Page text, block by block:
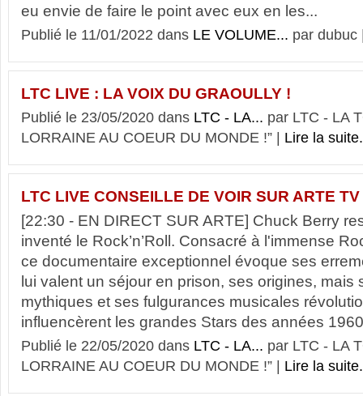
eu envie de faire le point avec eux en les...
Publié le 11/01/2022 dans LE VOLUME... par
LTC LIVE : LA VOIX DU GRAOULLY !
Publié le 23/05/2020 dans LTC - LA... par LTC - LA
LORRAINE AU COEUR DU MONDE !” | Lire la
LTC LIVE CONSEILLE DE VOIR SUR ARTE TV
[22:30 - EN DIRECT SUR ARTE] Chuck Berry
inventé le Rock’n’Roll. Consacré à l'immense
ce documentaire exceptionnel évoque ses
lui valent un séjour en prison, ses origines, mais
mythiques et ses fulgurances musicales
influencèrent les grandes Stars des années
Publié le 22/05/2020 dans LTC - LA... par LTC - LA
LORRAINE AU COEUR DU MONDE !” | Lire la